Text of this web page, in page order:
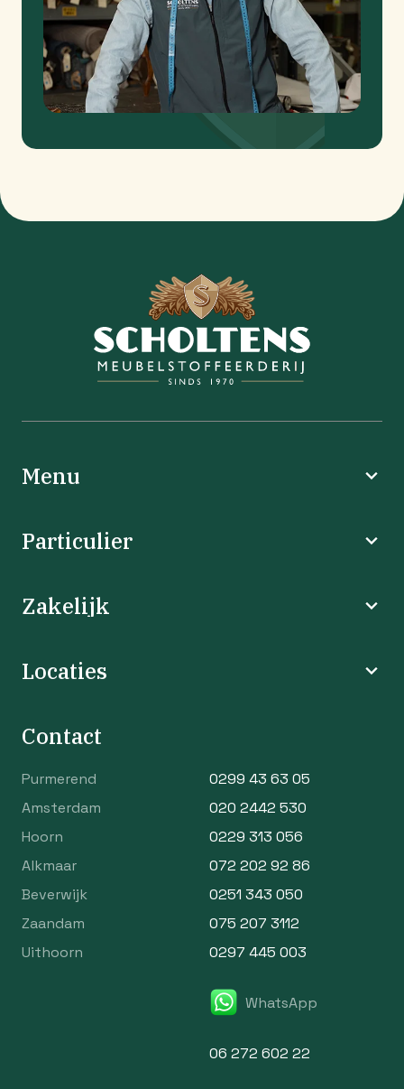
Menu
Particulier
Zakelijk
Locaties
Contact
Purmerend
0299 43 63 05
Amsterdam
020 2442 530
Hoorn
0229 313 056
Alkmaar
072 202 92 86
Beverwijk
0251 343 050
Zaandam
075 207 3112
Uithoorn
0297 445 003
WhatsApp
06 272 602 22